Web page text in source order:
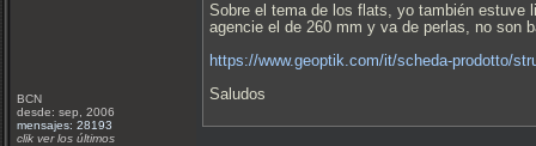
BCN
desde: sep, 2006
mensajes: 28193
clik ver los últimos
Sobre el tema de los flats, yo también estuve
agencie el de 260 mm y va de perlas, no son
https://www.geoptik.com/it/scheda-prodotto/
Saludos